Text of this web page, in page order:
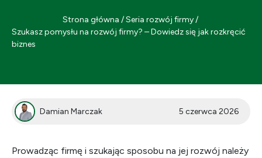
Strona główna /Seria rozwój firmy/
Szukasz pomysłu na rozwój firmy? – Dowiedz się jak rozkręcić
biznes
Damian Marczak 5 czerwca 2026
Prowadząc firmę i szukając sposobu na jej rozwój należy